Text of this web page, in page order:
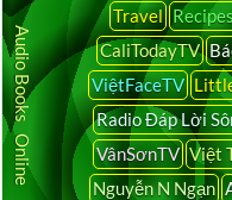
Travel
CaliTodayTV
ViệtFaceTV
Radio Đáp Lời
VânSơnTV Việt
Nguyễn N Ngạn
Audio Books Online